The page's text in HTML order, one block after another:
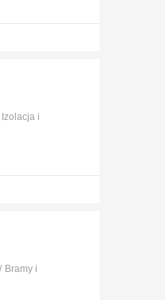
Izolacja i
Bramy i